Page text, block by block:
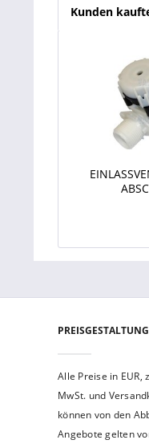
Kunden
PREISGESTALTUNG
Alle Preise in EUR,
MwSt. und
können von den
Angebote gelten